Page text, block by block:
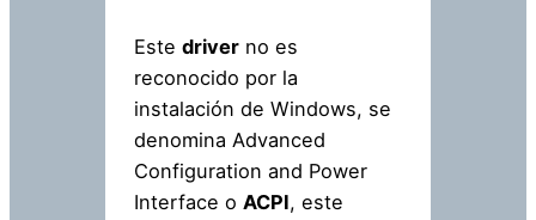
Este driver no es
reconocido por la
instalación de Windows, se
denomina Advanced
Configuration and Power
Interface o ACPI, este